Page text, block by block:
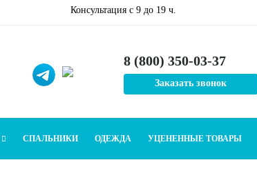
Консультация c 9 до 19 ч.
8 (800) 350-03-37
Заказать звонок
СПАЛЬНИКИ ОДЕЖДА УЦЕНЕННЫЕ ТОВАРЫ